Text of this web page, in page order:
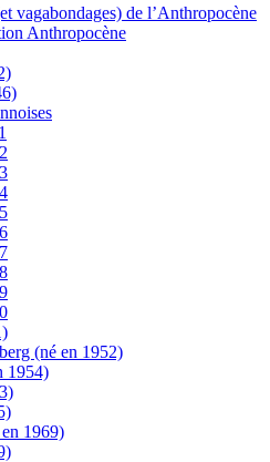
vagabondages) de l’Anthropocène
Anthropocène
(né en 1952)
1954)
1969)